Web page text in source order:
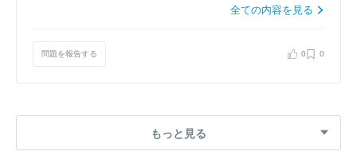
全ての内容を見る
問題を報告する 0 0
もっと見る